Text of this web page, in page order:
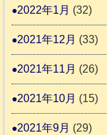
2022年1月 (32)
2021年12月 (33)
2021年11月 (26)
2021年10月 (15)
2021年9月 (29)